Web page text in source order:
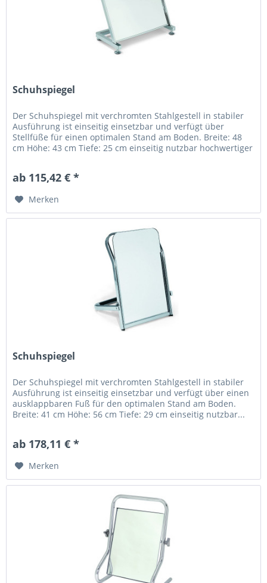
Schuhspiegel
Der Schuhspiegel mit verchromten Stahlgestell in stabiler
Ausführung ist einseitig einsetzbar und verfügt über
Stellfüße für einen optimalen Stand am Boden. Breite: 48
cm Höhe: 43 cm Tiefe: 25 cm einseitig nutzbar hochwertiger
ab 115,42 € *
Merken
Schuhspiegel
Der Schuhspiegel mit verchromten Stahlgestell in stabiler
Ausführung ist einseitig einsetzbar und verfügt über einen
ausklappbaren Fuß für den optimalen Stand am Boden.
Breite: 41 cm Höhe: 56 cm Tiefe: 29 cm einseitig nutzbar...
ab 178,11 € *
Merken